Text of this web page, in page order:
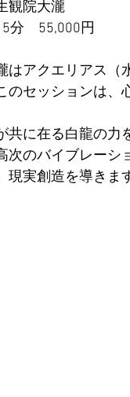
観院大瀧
分 55,000円
はアクエリアス
のセッションは、
共に在る白龍の力
次のバイブレーシ
現実創造を導きま